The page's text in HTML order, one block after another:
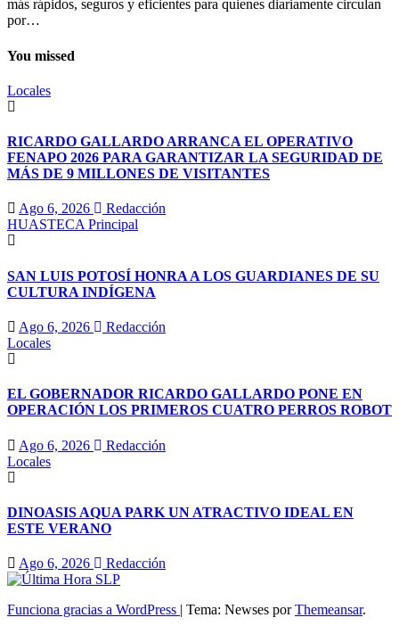
más rápidos, seguros y eficientes para quienes diariamente circulan
por…
You missed
Locales
RICARDO GALLARDO ARRANCA EL OPERATIVO
FENAPO 2026 PARA GARANTIZAR LA SEGURIDAD DE
MÁS DE 9 MILLONES DE VISITANTES
Ago 6, 2026
Redacción
HUASTECAPrincipal
SAN LUIS POTOSÍ HONRA A LOS GUARDIANES DE SU
CULTURA INDÍGENA
Ago 6, 2026
Redacción
Locales
EL GOBERNADOR RICARDO GALLARDO PONE EN
OPERACIÓN LOS PRIMEROS CUATRO PERROS ROBOT
Ago 6, 2026
Redacción
Locales
DINOASIS AQUA PARK UN ATRACTIVO IDEAL EN
ESTE VERANO
Ago 6, 2026 Redacción
Funciona gracias a WordPress | Tema: Newses porThemeansar.